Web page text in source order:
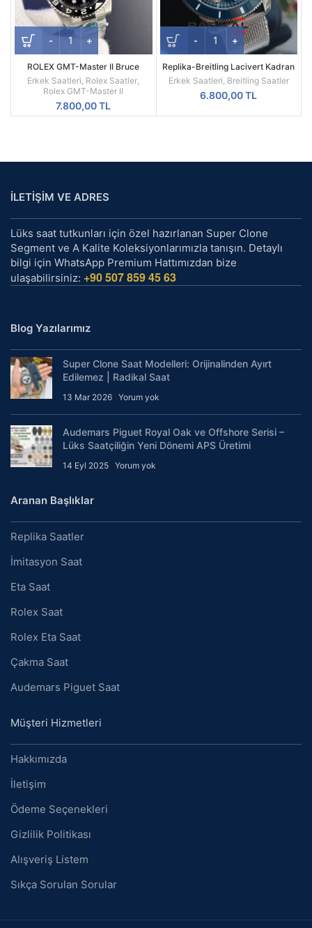
ROLEX GMT-Master II Bruce
Wayne Oyster Kordon Gri Bezel
126710GRNR
Erkek Saatleri Rolex Saatler
Rolex GMT-Master II
7.800,00TL
Replika-Breitling Lacivert Kadran
Hasır Kordon Kol Saati
Erkek Saatleri Breitling Saatler
6.800,00TL
İLETİŞİM VE ADRES
Lüks saat tutkunları için özel hazırlanan Super Clone
Segment ve A Kalite Koleksiyonlarımızla tanışın. Detaylı
bilgi için WhatsApp Premium Hattımızdan bize
ulaşabilirsiniz: +90 507 859 45 63
Blog Yazılarımız
Super Clone Saat Modelleri: Orijinalinden Ayırt
Edilemez | Radikal Saat
13 Mar 2026 Yorum yok
Audemars Piguet Royal Oak ve Offshore Serisi –
Lüks Saatçiliğin Yeni Dönemi APS Üretimi
14 Eyl 2025 Yorum yok
Aranan Başlıklar
Replika Saatler
İmitasyon Saat
Eta Saat
Rolex Saat
Rolex Eta Saat
Çakma Saat
Audemars Piguet Saat
Müşteri Hizmetleri
Hakkımızda
İletişim
Ödeme Seçenekleri
Gizlilik Politikası
Alışveriş Listem
Sıkça Sorulan Sorular